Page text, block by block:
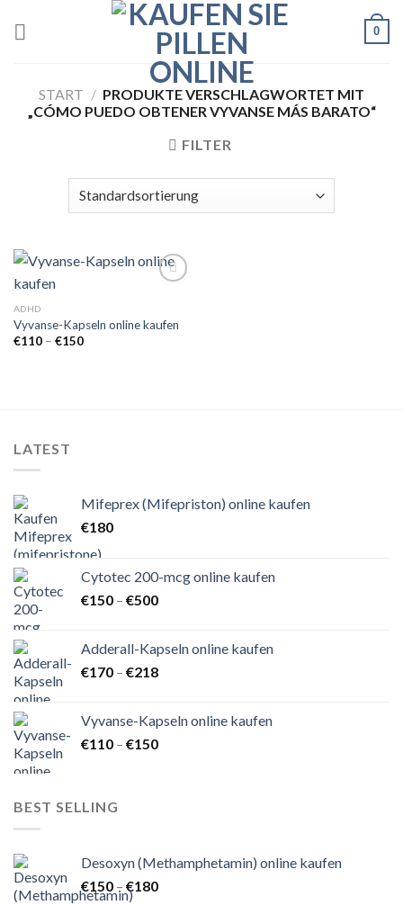
0
START / PRODUKTE VERSCHLAGWORTET MIT
„CÓMO PUEDO OBTENER VYVANSE MÁS BARATO“
FILTER
Add to
ADHD
Vyvanse-Kapseln online kaufen
€110 – €150Preisspanne:
LATEST
Mifeprex (Mifepriston) online kaufen
€180
Cytotec 200-mcg online kaufen
€150 – €500Preisspanne:
€500
Adderall-Kapseln online kaufen
€170 – €218Preisspanne:
€218
Vyvanse-Kapseln online kaufen
€110 – €150Preisspanne:
BEST SELLING
Desoxyn (Methamphetamin) online kaufen
€150 – €180Preisspanne: